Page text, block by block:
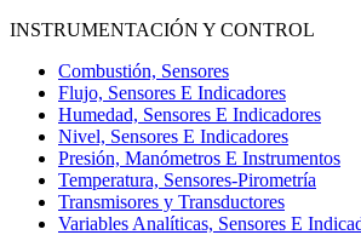
INSTRUMENTACIÓN Y CONTROL
Combustión, Sensores
Flujo, Sensores E Indicadores
Humedad, Sensores E Indicadores
Nivel, Sensores E Indicadores
Presión, Manómetros E Instrumentos
Temperatura, Sensores-Pirometría
Transmisores y Transductores
Variables Analíticas, Sensores E